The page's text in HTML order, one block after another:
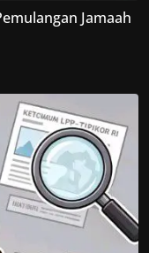
Jamaah